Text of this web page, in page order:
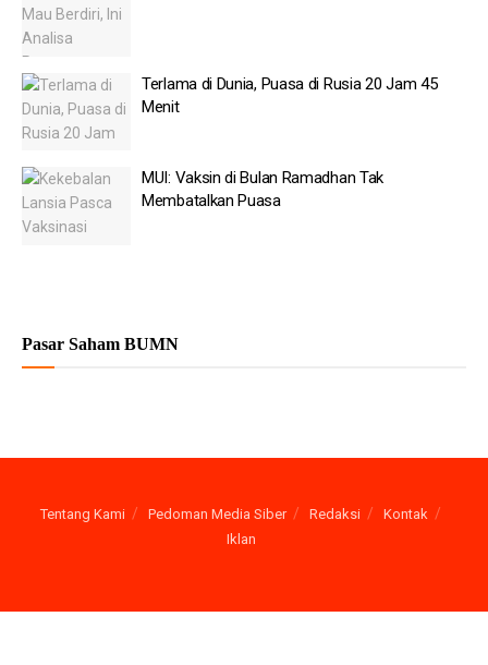
Terlama di Dunia, Puasa di Rusia 20 Jam 45
Menit
MUI: Vaksin di Bulan Ramadhan Tak
Membatalkan Puasa
Pasar Saham BUMN
Tentang Kami Pedoman Media Siber Redaksi
Kontak
Iklan